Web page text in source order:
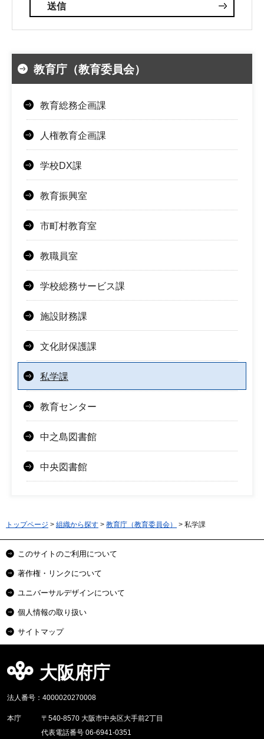
教育庁（教育委員会）
教育総務企画課
人権教育企画課
学校DX課
教育振興室
市町村教育室
教職員室
学校総務サービス課
施設財務課
文化財保護課
私学課
教育センター
中之島図書館
中央図書館
トップページ > 組織から探す > 教育庁（教育委員会） > 私学課
このサイトのご利用について
著作権・リンクについて
ユニバーサルデザインについて
個人情報の取り扱い
サイトマップ
大阪府庁
法人番号：4000020270008
本庁
〒540-8570 大阪市中央区大手前2丁目
代表電話番号 06-6941-0351